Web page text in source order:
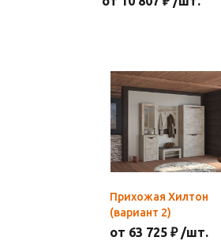
Прихожая Хилтон
(вариант 2)
от 63 725 ₽ /шт.